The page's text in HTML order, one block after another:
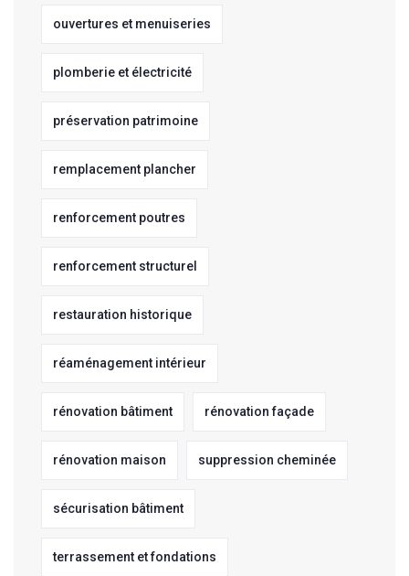
ouvertures et menuiseries
plomberie et électricité
préservation patrimoine
remplacement plancher
renforcement poutres
renforcement structurel
restauration historique
réaménagement intérieur
rénovation bâtiment rénovation façade
rénovation maison suppression cheminée
sécurisation bâtiment
terrassement et fondations